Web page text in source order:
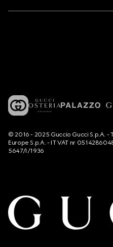
© 2016 - 2025 Guccio Gucci S.p.A.
Europe S.p.A. - IT VAT nr
5647/I/1936